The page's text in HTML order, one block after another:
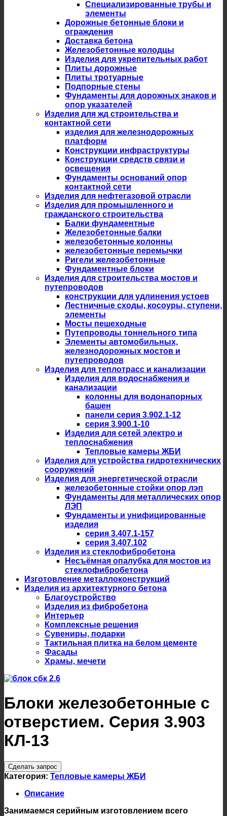
Специализированные трубы и
элементы
Дорожные бетонные блоки и
ограждения
Доставка бетона
Железобетонные колодцы
Изделия для укрепительных работ
Плиты дорожные
Плиты тротуарные
Подпорные стены
Фундаменты для дорожных знаков и
опор указателей
Изделия для жд строительства и
контактной сети
изделия для железнодорожных
платформ
Конструкции инфраструктуры
Конструкции средств связи и
освещения
Фундаменты оснований опор
контактной сети
Изделия для нефтегазовой отрасли
Изделия для промышленного и
гражданского строительства
Балки фундаментные
Железобетонные балки
железобетонные колонны
железобетонные перемычки
Ригели железобетонные
Фундаментные блоки
Изделия для строительства мостов и
путепроводов
конструкции для удлинения устоев
Лестничные сходы, косоуры, ступени,
элементы
Мосты пешеходные
Путепроводы тоннельного типа
Элементы автомобильных,
железнодорожных мостов и
путепроводов
Изделия для теплотрасс и канализации
Изделия для водоснабжения и
канализации
колонны для водонапорных
башен
панели серия 3.902.1-12
серия 3.900.1-10
Изделия для сетей электро и
теплоснабжения
Тепловые камеры ЖБИ
Изделия для устройства гидротехнических
сооружений
Изделия для энергетической отрасли
железобетонные стойки опор лэп
Фундаменты для металлических опор
ЛЭП
Фундаменты и унифицированные
изделия
серия 3.407.1-157
серия 3.407.102
Изделия из стеклофибробетона
Несъёмная опалубка для мостов из
стеклофибробетона
Изготовление металлоконструкций
Изделия из архитектурного бетона
Благоустройство
Изделия из фибробетона
Интерьер
Комплексные решения
Сувениры, подарки
Тактильная плитка на белом цементе
Фасады
Храмы, мечети
Блоки железобетонные с
отверстием. Серия 3.903
КЛ-13
Сделать запрос
Категория: Тепловые камеры ЖБИ
Описание
Занимаемся серийным изготовлением всего